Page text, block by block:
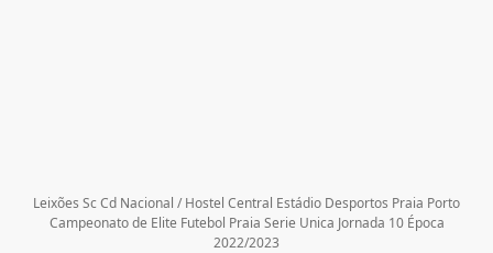
Leixões Sc Cd Nacional / Hostel Central Estádio Desportos Praia Porto
Campeonato de Elite Futebol Praia Serie Unica Jornada 10 Época
2022/2023